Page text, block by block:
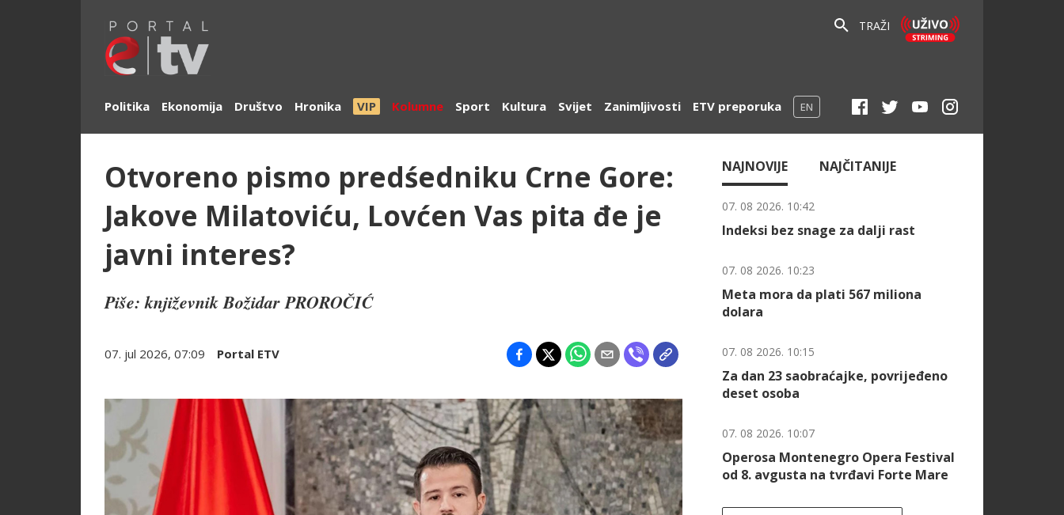
TRAŽI
Politika Ekonomija Društvo Hronika VIP Kolumne Sport Kultura Svijet Zanimljivosti ETV preporuka EN
Otvoreno pismo predśedniku Crne Gore:
Jakove Milatoviću, Lovćen Vas pita đe je
javni interes?
Piše: književnik Božidar PROROČIĆ
07. jul 2026, 07:09 Portal ETV
NAJNOVIJE NAJČITANIJE
07. 08 2026. 10:42
Indeksi bez snage za dalji rast
07. 08 2026. 10:23
Meta mora da plati 567 miliona
dolara
07. 08 2026. 10:15
Za dan 23 saobraćajke, povrijeđeno
deset osoba
07. 08 2026. 10:07
Operosa Montenegro Opera Festival
od 8. avgusta na tvrđavi Forte Mare